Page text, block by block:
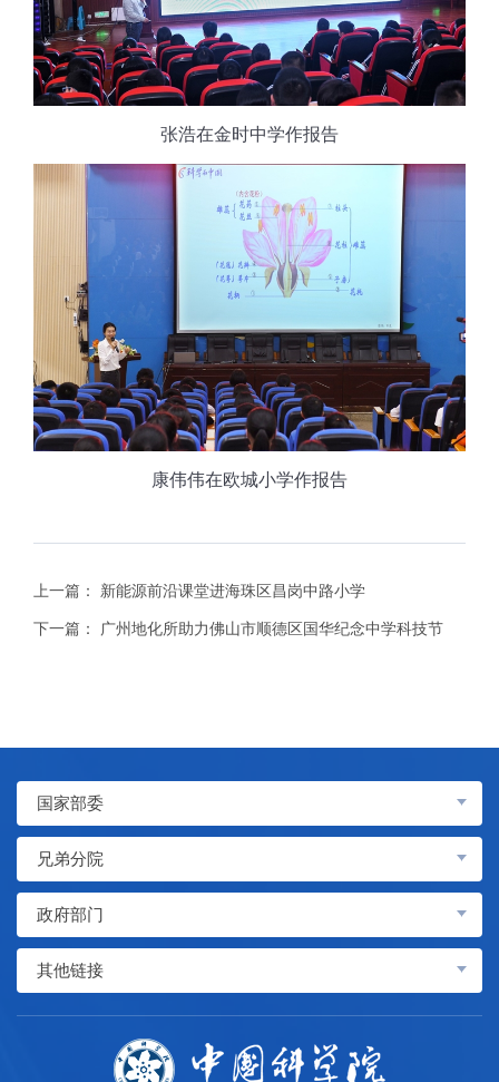
张浩在金时中学作报告
康伟伟在欧城小学作报告
上一篇： 新能源前沿课堂进海珠区昌岗中路小学
下一篇： 广州地化所助力佛山市顺德区国华纪念中学科技节
国家部委
兄弟分院
政府部门
其他链接